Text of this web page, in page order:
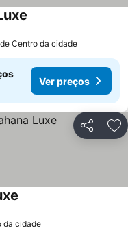
Centro da cidade
Ver preços
Partilhar
da cidade